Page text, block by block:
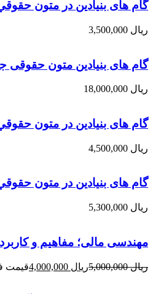
گام های بنیادین در متون
ریال
گام های بنیادین متون حقوقی
ریال
گام های بنیادین در متون
ریال
گام های بنیادین در متون
ریال
مهندسی مالی؛ مفاهیم و
ریال5,000,000 ریال